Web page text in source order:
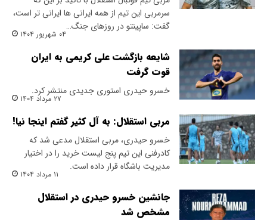
سرمربی این تیم از همه ایرانی ها ایرانی تر است،
گفت: ساپینتو در روزهای جنگ…
۰۴ شهریور ۱۴۰۴
شایعه بازگشت علی کریمی به ایران
قوت گرفت
خسرو حیدری استوری جدیدی منتشر کرد.
۲۷ مرداد ۱۴۰۴
مربی استقلال: به آل کثیر گفتم اینجا نیا!
خسرو حیدری، مربی استقلال مدعی شد که
کادرفنی این تیم پنج لیست خرید را در اختیار
مدیریت باشگاه قرار داده است.
۱۱ مرداد ۱۴۰۴
جانشین خسرو حیدری در استقلال
مشخص شد